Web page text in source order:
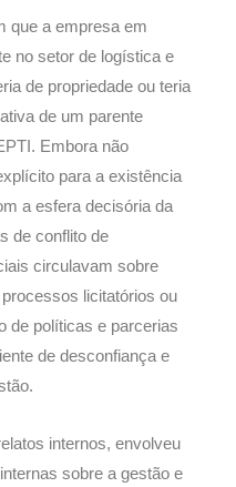
que a empresa em
no setor de logística e
de propriedade ou teria
de um parente
Embora não
para a existência
a esfera decisória da
de conflito de
circulavam sobre
licitatórios ou
de políticas e parcerias
de desconfiança e
internos, envolveu
sobre a gestão e